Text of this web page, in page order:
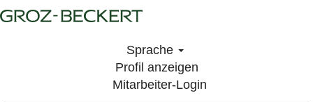
Sprache
Profil anzeigen
Mitarbeiter-Login